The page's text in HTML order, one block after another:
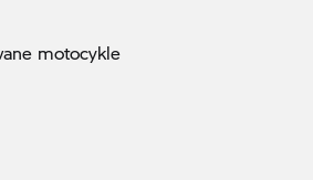
motocykle